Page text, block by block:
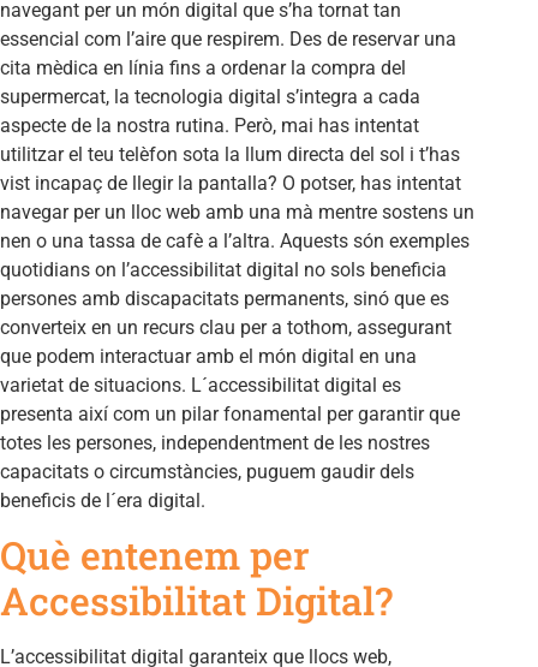
navegant per un món digital que s’ha tornat tan
essencial com l’aire que respirem. Des de reservar una
cita mèdica en línia fins a ordenar la compra del
supermercat, la tecnologia digital s’integra a cada
aspecte de la nostra rutina. Però, mai has intentat
utilitzar el teu telèfon sota la llum directa del sol i t’has
vist incapaç de llegir la pantalla? O potser, has intentat
navegar per un lloc web amb una mà mentre sostens un
nen o una tassa de cafè a l’altra. Aquests són exemples
quotidians on l’accessibilitat digital no sols beneficia
persones amb discapacitats permanents, sinó que es
converteix en un recurs clau per a tothom, assegurant
que podem interactuar amb el món digital en una
varietat de situacions. L´accessibilitat digital es
presenta així com un pilar fonamental per garantir que
totes les persones, independentment de les nostres
capacitats o circumstàncies, puguem gaudir dels
beneficis de l´era digital.
Què entenem per
Accessibilitat Digital?
L’accessibilitat digital garanteix que llocs web,